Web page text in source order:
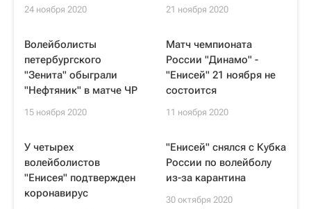
24 ноября 2020 21 ноября 2020
Волейболисты
петербургского
"Зенита" обыграли
"Нефтяник" в матче ЧР
15 ноября 2020
Матч чемпионата
России "Динамо" -
"Енисей" 21 ноября не
состоится
11 ноября 2020
У четырех
волейболистов
"Енисея" подтвержден
коронавирус
"Енисей" снялся с Кубка
России по волейболу
из-за карантина
30 октября 2020